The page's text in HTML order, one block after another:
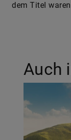
dem Titel
Auch